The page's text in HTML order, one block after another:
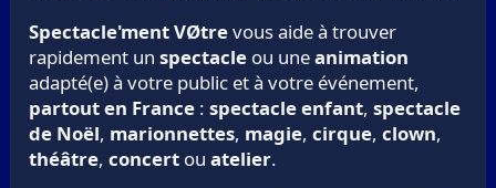
Spectacle'ment VØtrevous aide à trouver
rapidement un spectacleou uneanimation
adapté(e) à votre public et à votre événement,
partout en France: spectacle enfant, spectacle
de Noël, marionnettes, magie, cirque, clown,
théâtre, concertou atelier.